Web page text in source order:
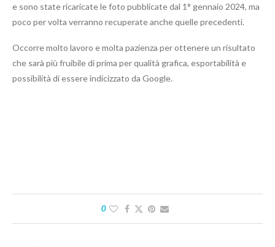
e sono state ricaricate le foto pubblicate dal 1° gennaio 2024, ma
poco per volta verranno recuperate anche quelle precedenti.
Occorre molto lavoro e molta pazienza per ottenere un risultato
che sarà più fruibile di prima per qualità grafica, esportabilità e
possibilità di essere indicizzato da Google.
0